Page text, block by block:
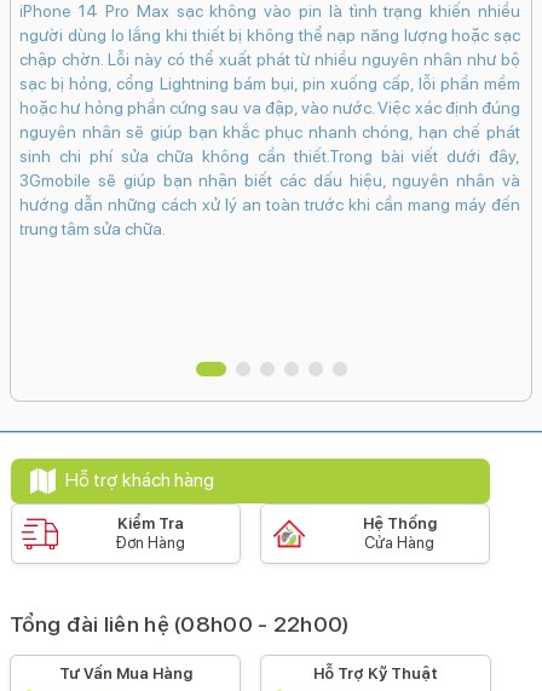
Công nghệ màn hình:
OLED
Độ phân giải màn hình:
Super Retina XDR (1206 x 2622 Pixels)
Màn hình rộng:
6.3" - Tần số quét120 Hz
Độ sáng tối đa:
Dung lượng pin:
31 giờ
Loại pin:
Li-Ion
Hỗ trợ sạc tối đa:
Công nghệ pin:
không dây MagSafe
Sạc không dây
iPhone 14 Pro Max sạc không vào pin là tình trạng khiến nhiều
người dùng lo lắng khi thiết bị không thể nạp năng lượng hoặc sạc
chập chờn. Lỗi này có thể xuất phát từ nhiều nguyên nhân như bộ
sạc bị hỏng, cổng Lightning bám bụi, pin xuống cấp, lỗi phần mềm
hoặc hư hỏng phần cứng sau va đập, vào nước. Việc xác định đúng
nguyên nhân sẽ giúp bạn khắc phục nhanh chóng, hạn chế phát
sinh chi phí sửa chữa không cần thiết.Trong bài viết dưới đây,
3Gmobile sẽ giúp bạn nhận biết các dấu hiệu, nguyên nhân và
hướng dẫn những cách xử lý an toàn trước khi cần mang máy đến
trung tâm sửa chữa.
Hỗ trợ khách hàng
Kiểm Tra
Đơn Hàng
Hệ Thống
Cửa Hàng
Tổng đài liên hệ (08h00 - 22h00)
Tư Vấn Mua Hàng Hỗ Trợ Kỹ Thuật